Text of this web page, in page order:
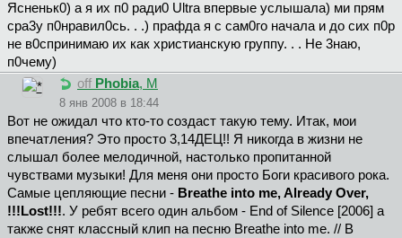
Ясненьк0) а я их п0 ради0 Ultra впервые услышала) ми прям
сра3у п0нравил0сь. . .) прафда я с сам0го начала и до сих п0р
не в0спринимаю их как христианскую группу. . . Не 3наю,
п0чему)
off Phobia, М
8 янв 2008 в 18:44
Вот не ожидал что кто-то создаст такую тему. Итак, мои
впечатления? Это просто 3,14ДЕЦ!! Я никогда в жизни не
слышал более мелодичной, настолько пропитанной
чувствами музыки! Для меня они просто Боги красивого рока.
Самые цепляющие песни - Breathe into me, Already Over,
!!!Lost!!!. У ребят всего один альбом - End of Silence [2006] а
также снят классный клип на песню Breathe into me. // В